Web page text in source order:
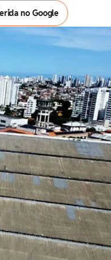
no Google